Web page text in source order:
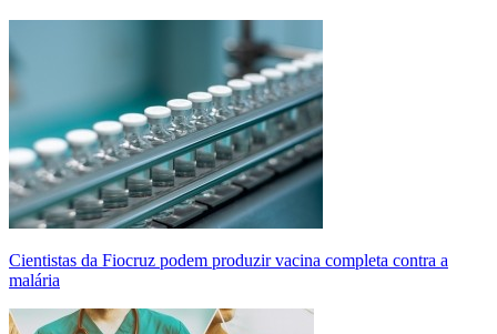
Cientistas da Fiocruz podem produzir vacina completa contra a
malária